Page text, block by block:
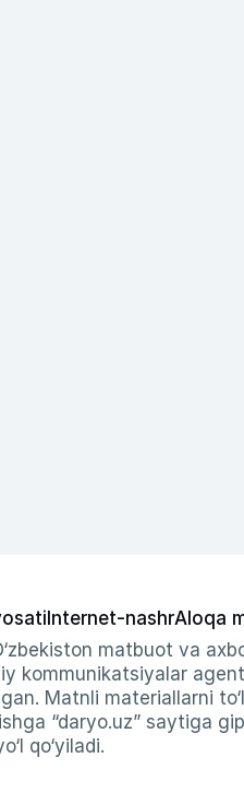
Internet-nashrAloqa
matbuot va
kommunikatsiyalar
Matnli materiallarni
“daryo.uz” saytiga
qo‘yiladi.